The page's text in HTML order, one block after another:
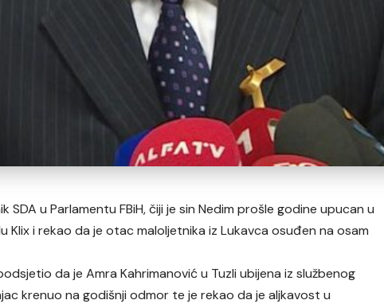
SDA u Parlamentu FBiH, čiji je sin Nedim prošle godine upucan u
Klix i rekao da je otac maloljetnika iz Lukavca osuđen na osam
da je Amra Kahrimanović u Tuzli ubijena iz službenog
krenuo na godišnji odmor te je rekao da je aljkavost u